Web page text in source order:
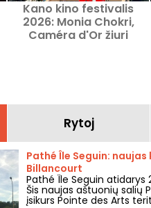
Kano kino festivalis
2026: Monia Chokri,
Caméra d'Or žiuri
Rytoj
Pathé Île Seguin:
Billancourt
Pathé Île Seguin atidarys
Šis naujas aštuonių salių
įsikurs Pointe des Arts